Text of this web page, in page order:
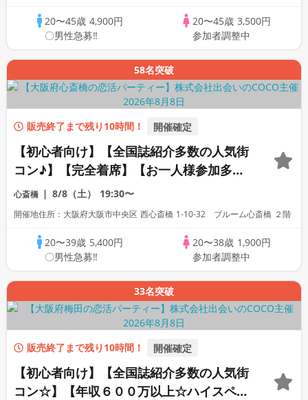
20〜45歳4,900円
〇男性急募‼
20〜45歳3,500円
参加者調整中
58名突破
販売終了まで残り10時間！ 開催確定
【初心者向け】【全国誌紹介多数の人気街
コン♪】【完全着席】【お一人様参加多
数】【一軒家レストラン貸切】【一流のお
料理＆飲み放題付】【同世代で盛り上がる
心斎橋 8/8（土） 19:30〜
開催地住所：大阪府大阪市中央区 西心斎橋 1-10-32 ブルーム心斎橋 ２階
20〜39歳 5,400円
〇男性急募‼
20〜38歳 1,900円
参加者調整中
33名突破
販売終了まで残り10時間！ 開催確定
【初心者向け】【全国誌紹介多数の人気街
コン☆】【年収６００万以上☆ハイスペ男